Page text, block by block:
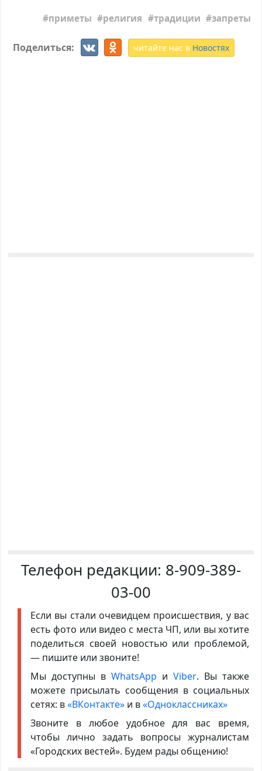
приметы религия традиции запреты
Поделиться: читайте нас в Новостях
Телефон редакции: 8-909-389-
03-00
Если вы стали очевидцем происшествия, у вас
есть фото или видео с места ЧП, или вы хотите
поделиться своей новостью или проблемой,
— пишите или звоните!
Мы доступны в WhatsApp иViber. Вы также
можете присылать сообщения в социальных
сетях: в«ВКонтакте»и в«Одноклассниках»
Звоните в любое удобное для вас время,
чтобы лично задать вопросы журналистам
«Городских вестей». Будем рады общению!